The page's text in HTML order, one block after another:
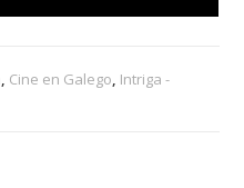
, Cine en Galego, Intriga -